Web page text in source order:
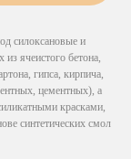
силоксановые и
ячеистого бетона,
гипса, кирпича,
цементных), а
красками,
синтетических смол